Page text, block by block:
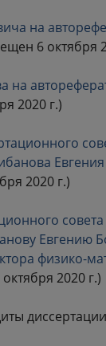
на
6 октября
на
2020 г.)
2020 г.)
Евгению
физико-
2020 г.)